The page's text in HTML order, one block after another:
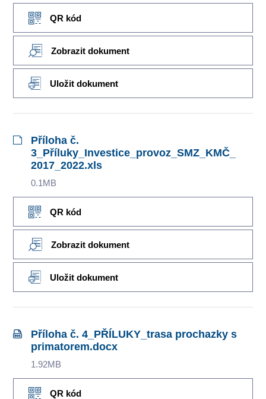
QR kód
Zobrazit dokument
Uložit dokument
Příloha č.
3_Příluky_Investice_provoz_SMZ_KMČ_
2017_2022.xls
0.1MB
QR kód
Zobrazit dokument
Uložit dokument
Příloha č. 4_PŘÍLUKY_trasa prochazky s
primatorem.docx
1.92MB
QR kód